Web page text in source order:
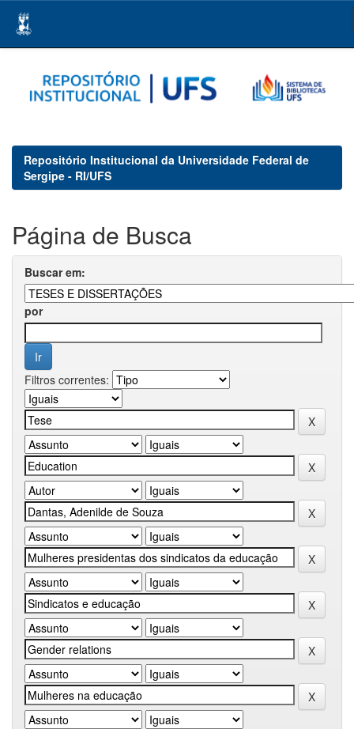
navigation
Repositório Institucional da Universidade Federal de
Sergipe - RI/UFS
Página de Busca
Buscar em:
por
Filtros correntes: